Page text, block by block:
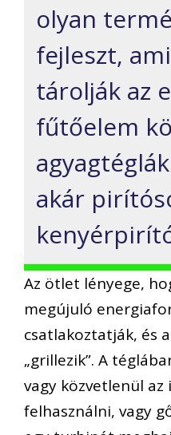
olyan
fejleszt,
tárolják az
fűtőelem
akár
Az ötlet lényege,
megújuló
csatlakoztatják, és
„grillezik”. A
vagy közvetlenül
felhasználni, vagy